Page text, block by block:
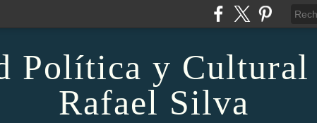
Política y
Rafael Silva